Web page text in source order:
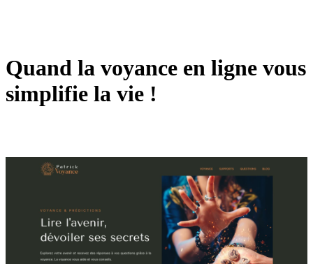
Quand la voyance en ligne vous
simplifie la vie !